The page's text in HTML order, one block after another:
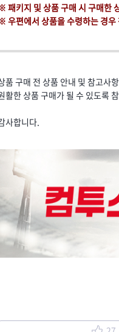
패키지 및 상품 구매 시 구매한
우편에서 상품을 수령하는 경우
품 구매 전 상품 안내 및 참고사
활한 상품 구매가 될 수 있도록
사합니다.